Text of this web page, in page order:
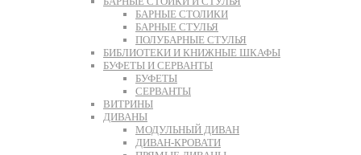
БАРНЫЕ СТОЛИКИ
БАРНЫЕ СТУЛЬЯ
ПОЛУБАРНЫЕ СТУЛЬЯ
БИБЛИОТЕКИ И КНИЖНЫЕ ШКАФЫ
БУФЕТЫ И СЕРВАНТЫ
БУФЕТЫ
СЕРВАНТЫ
ВИТРИНЫ
ДИВАНЫ
МОДУЛЬНЫЙ ДИВАН
ДИВАН-КРОВАТИ